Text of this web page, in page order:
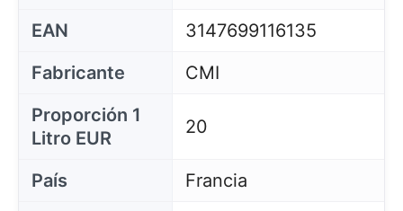
EAN
3147699116135
Fabricante
CMI
Proporción 1
Litro EUR
20
País
Francia